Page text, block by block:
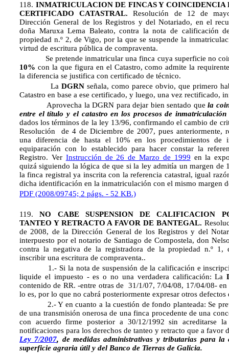
118. INMATRICULACION DE FINCAS Y COINCIDENCIA
CERTIFICADO CATASTRAL. Resolución de 12 de
Dirección General de los Registros y del Notariado, en el
doña Maruxa Lema Baleato, contra la nota de calificación
propiedad n.º 2, de Vigo, por la que se suspende la
virtud de escritura pública de compraventa.
Se pretende inmatricular una finca cuya superficie no
10% con la que figura en el Catastro, como admite la
la diferencia se justifica con certificado de técnico.
La DGRNseñala, como parece obvio, que primero
Catastro en base a ese certificado, y luego, una vez rectificado,
Aprovecha la DGRN para dejar bien sentado quela
entre el título y el catastro en los procesos de
dados los términos de la ley 13/96, confirmando el cambio de
Resolución de 4 de Diciembre de 2007, pues anteriormente,
una diferencia de hasta el 10% en los procedimientos de
equiparación con lo establecido para hacer constar la
Registro. Ver Instrucción de 26 de Marzo de 1999 en la
quizá siguiendo la lógica de que si la ley admitía un margen de
la finca registral ya inscrita con la referencia catastral, igual
dicha identificación en la inmatriculación con el mismo margen
PDF (2008/09745; 2 págs. - 52 KB.)
119.NO CABE SUSPENSION DE CALIFICACION
TANTEO Y RETRACTO A FAVOR DE BANTEGAL.
de 2008, de la Dirección General de los Registros y del
interpuesto por el notario de Santiago de Compostela, don
contra la negativa de la registradora de la propiedad n.º 1,
inscribir una escritura de compraventa..
1.- Si la nota de suspensión de la calificación e
liquide el impuesto - es o no una verdadera calificación: La
contenido de RR. -entre otras de 31/1/07, 7/04/08, 17/04/08- en
lo es, por lo que no cabrá posteriormente expresar otros defectos
2.- Y en cuanto a la cuestión de fondo planteada: Se
de una transmisión onerosa de una finca procedente de una
con acuerdo firme posterior a 30/12/1992 sin acreditarse
notificaciones para los derechos de tanteo y retracto que a favor
Ley 7/2007, de medidas administrativas y tributarias para la
superficie agraria útil y del Banco de Tierras de Galicia.